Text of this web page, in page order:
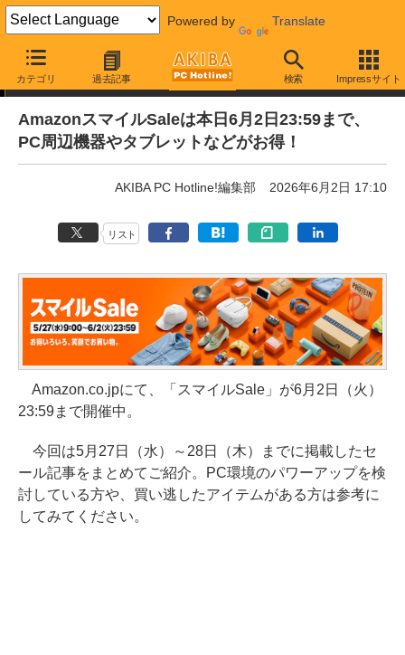
Powered by Translate
カテゴリ 過去記事 検索 Impressサイト
通販セール
AmazonスマイルSaleは本日6月2日23:59まで、
PC周辺機器やタブレットなどがお得！
AKIBA PC Hotline!編集部 2026年6月2日 17:10
リスト
Amazon.co.jpにて、「スマイルSale」が6月2日（火）
23:59まで開催中。
今回は5月27日（水）～28日（木）までに掲載したセ
ール記事をまとめてご紹介。PC環境のパワーアップを検
討している方や、買い逃したアイテムがある方は参考に
してみてください。